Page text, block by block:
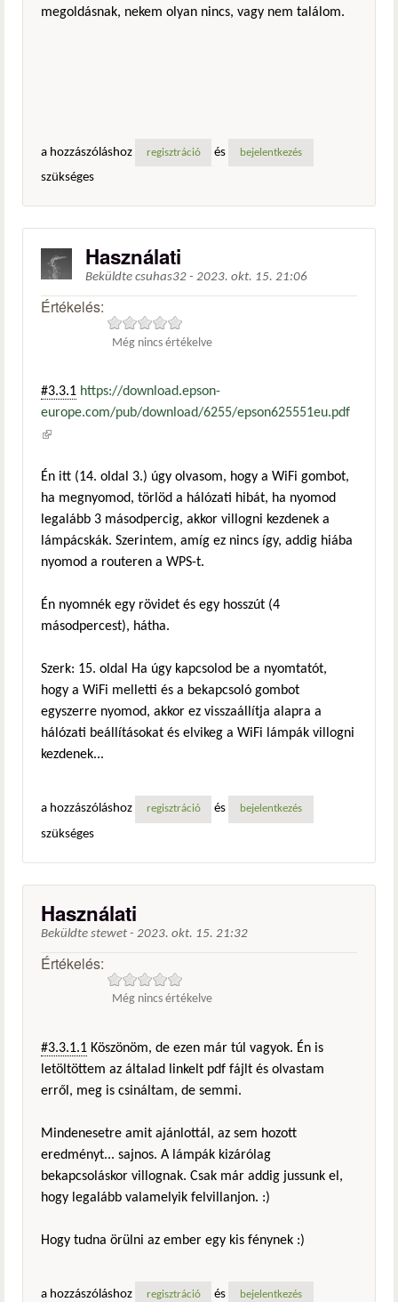
megoldásnak, nekem olyan nincs, vagy nem találom.
a hozzászóláshoz regisztráció és bejelentkezés
szükséges
Használati
Beküldte csuhas32 - 2023. okt. 15. 21:06
Értékelés:
Még nincs értékelve
#3.3.1 https://download.epson-
europe.com/pub/download/6255/epson625551eu.pdf
(külső hivatkozás)
Én itt (14. oldal 3.) úgy olvasom, hogy a WiFi gombot,
ha megnyomod, törlöd a hálózati hibát, ha nyomod
legalább 3 másodpercig, akkor villogni kezdenek a
lámpácskák. Szerintem, amíg ez nincs így, addig hiába
nyomod a routeren a WPS-t.
Én nyomnék egy rövidet és egy hosszút (4
másodpercest), hátha.
Szerk: 15. oldal Ha úgy kapcsolod be a nyomtatót,
hogy a WiFi melletti és a bekapcsoló gombot
egyszerre nyomod, akkor ez visszaállítja alapra a
hálózati beállításokat és elvikeg a WiFi lámpák villogni
kezdenek...
a hozzászóláshoz regisztráció és bejelentkezés
szükséges
Használati
Beküldte stewet - 2023. okt. 15. 21:32
Értékelés:
Még nincs értékelve
#3.3.1.1 Köszönöm, de ezen már túl vagyok. Én is
letöltöttem az általad linkelt pdf fájlt és olvastam
erről, meg is csináltam, de semmi.
Mindenesetre amit ajánlottál, az sem hozott
eredményt... sajnos. A lámpák kizárólag
bekapcsoláskor villognak. Csak már addig jussunk el,
hogy legalább valamelyik felvillanjon. :)
Hogy tudna örülni az ember egy kis fénynek :)
a hozzászóláshoz regisztráció és bejelentkezés